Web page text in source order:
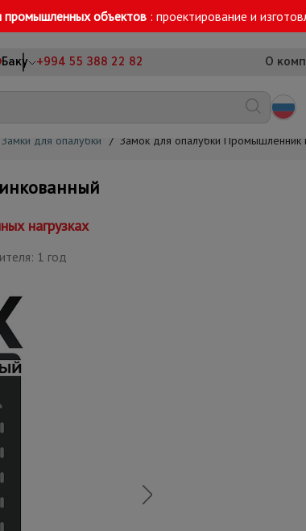
промышленных объектов : проектирование и
Баку +994 55 388 22 82 О
Замки для опалубки / Замок для опалубки Промышленник
нагрузках
1 год